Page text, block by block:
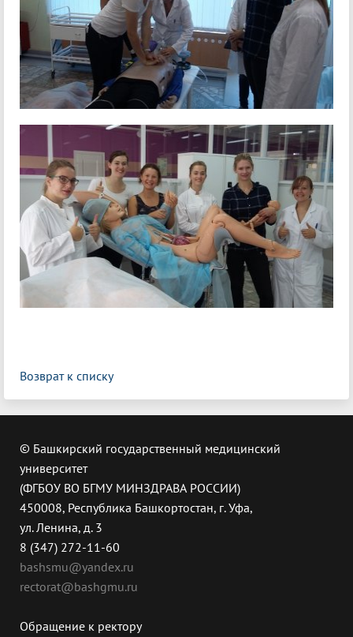
Возврат к списку
© Башкирский государственный медицинский
университет
(ФГБОУ ВО БГМУ МИНЗДРАВА РОССИИ)
450008, Республика Башкортостан, г. Уфа,
ул. Ленина, д. 3
8 (347) 272-11-60
bashsmu@yandex.ru
rectorat@bashgmu.ru
Обращение к ректору